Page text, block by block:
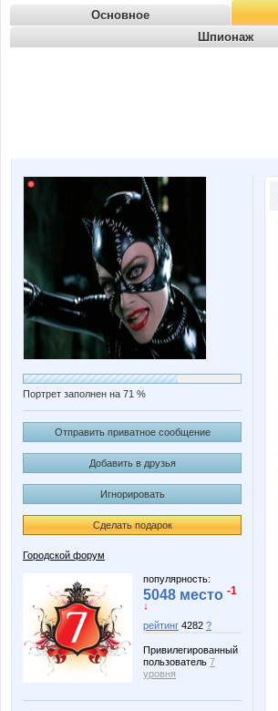
Основное
Шпионаж
Портрет заполнен на 71 %
Отправить приватное сообщение
Добавить в друзья
Игнорировать
Сделать подарок
Городской форум
популярность:
5048 место -1
↓
рейтинг 4282 ?
Привилегированный
пользователь 7
уровня